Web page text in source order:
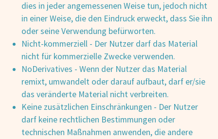
dies in jeder angemessenen Weise tun, jedoch nicht
in einer Weise, die den Eindruck erweckt, dass Sie ihn
oder seine Verwendung befürworten.
Nicht-kommerziell - Der Nutzer darf das Material
nicht für kommerzielle Zwecke verwenden.
NoDerivatives - Wenn der Nutzer das Material
remixt, umwandelt oder darauf aufbaut, darf er/sie
das veränderte Material nicht verbreiten.
Keine zusätzlichen Einschränkungen - Der Nutzer
darf keine rechtlichen Bestimmungen oder
technischen Maßnahmen anwenden, die andere